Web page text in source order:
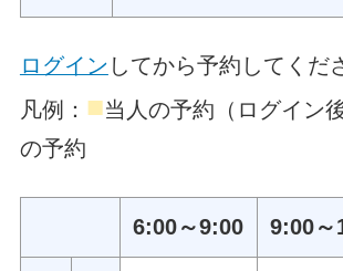
ログイン してから予約してくだ
凡例： ■当人の予約（ログイン
の予約
6:00～9:00 9:00～